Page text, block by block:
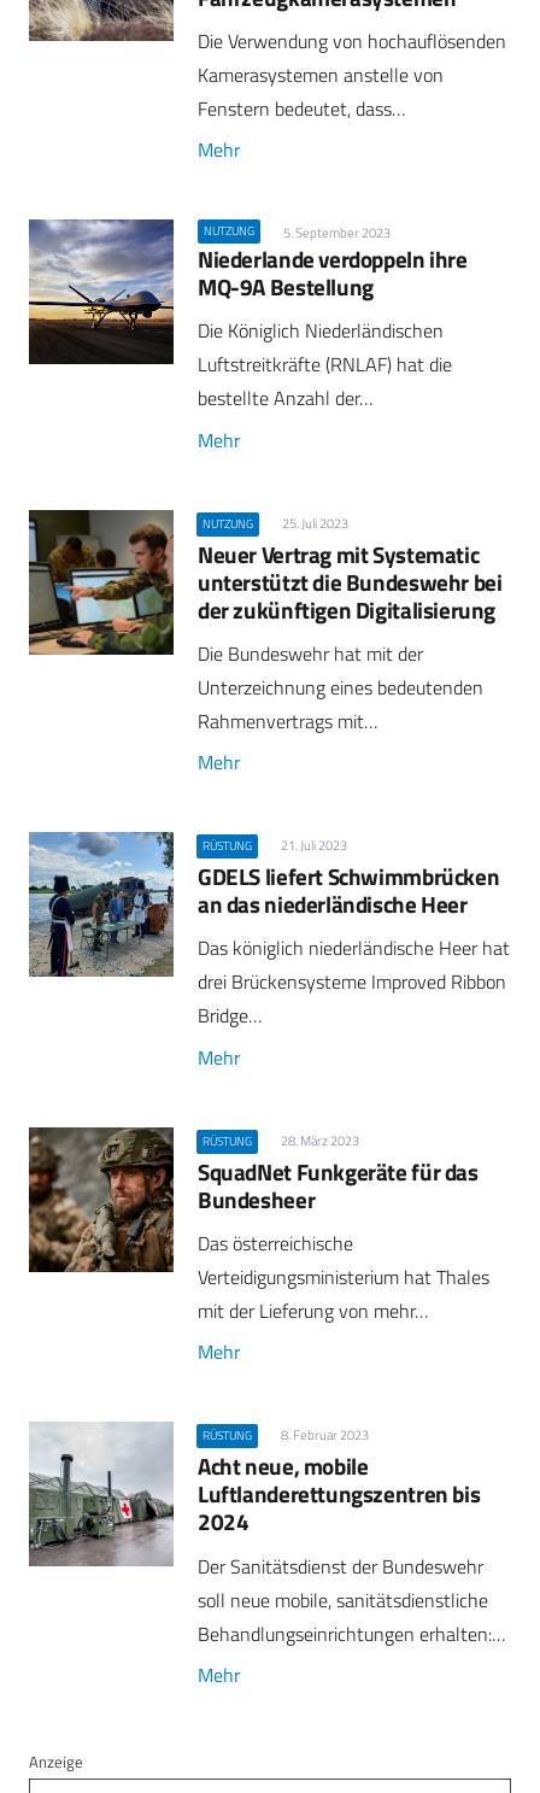
Die Verwendung von hochauflösenden
Kamerasystemen anstelle von
Fenstern bedeutet, dass…
Mehr
NUTZUNG 5. September 2023
Niederlande verdoppeln ihre
MQ-9A Bestellung
Die Königlich Niederländischen
Luftstreitkräfte (RNLAF) hat die
bestellte Anzahl der…
Mehr
NUTZUNG 25. Juli 2023
Neuer Vertrag mit Systematic
unterstützt die Bundeswehr bei
der zukünftigen Digitalisierung
Die Bundeswehr hat mit der
Unterzeichnung eines bedeutenden
Rahmenvertrags mit…
Mehr
RÜSTUNG 21. Juli 2023
GDELS liefert Schwimmbrücken
an das niederländische Heer
Das königlich niederländische Heer hat
drei Brückensysteme Improved Ribbon
Bridge…
Mehr
RÜSTUNG 28. März 2023
SquadNet Funkgeräte für das
Bundesheer
Das österreichische
Verteidigungsministerium hat Thales
mit der Lieferung von mehr…
Mehr
RÜSTUNG 8. Februar 2023
Acht neue, mobile
Luftlanderettungszentren bis
2024
Der Sanitätsdienst der Bundeswehr
soll neue mobile, sanitätsdienstliche
Behandlungseinrichtungen erhalten:…
Mehr
Anzeige